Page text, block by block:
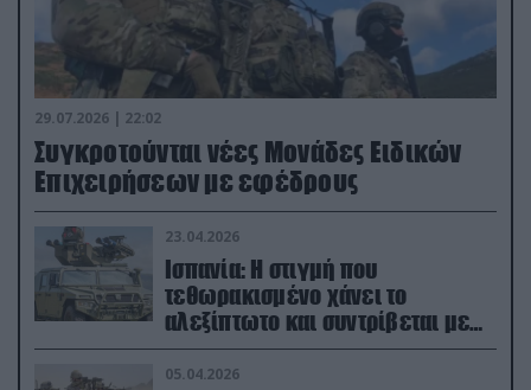
29.07.2026 | 22:02
Συγκροτούνται νέες Μονάδες Ειδικών
Επιχειρήσεων με εφέδρους
23.04.2026
Ισπανία: Η στιγμή που
τεθωρακισμένο χάνει το
αλεξίπτωτο και συντρίβεται με
ορμή στο έδαφος (βίντεο)
05.04.2026